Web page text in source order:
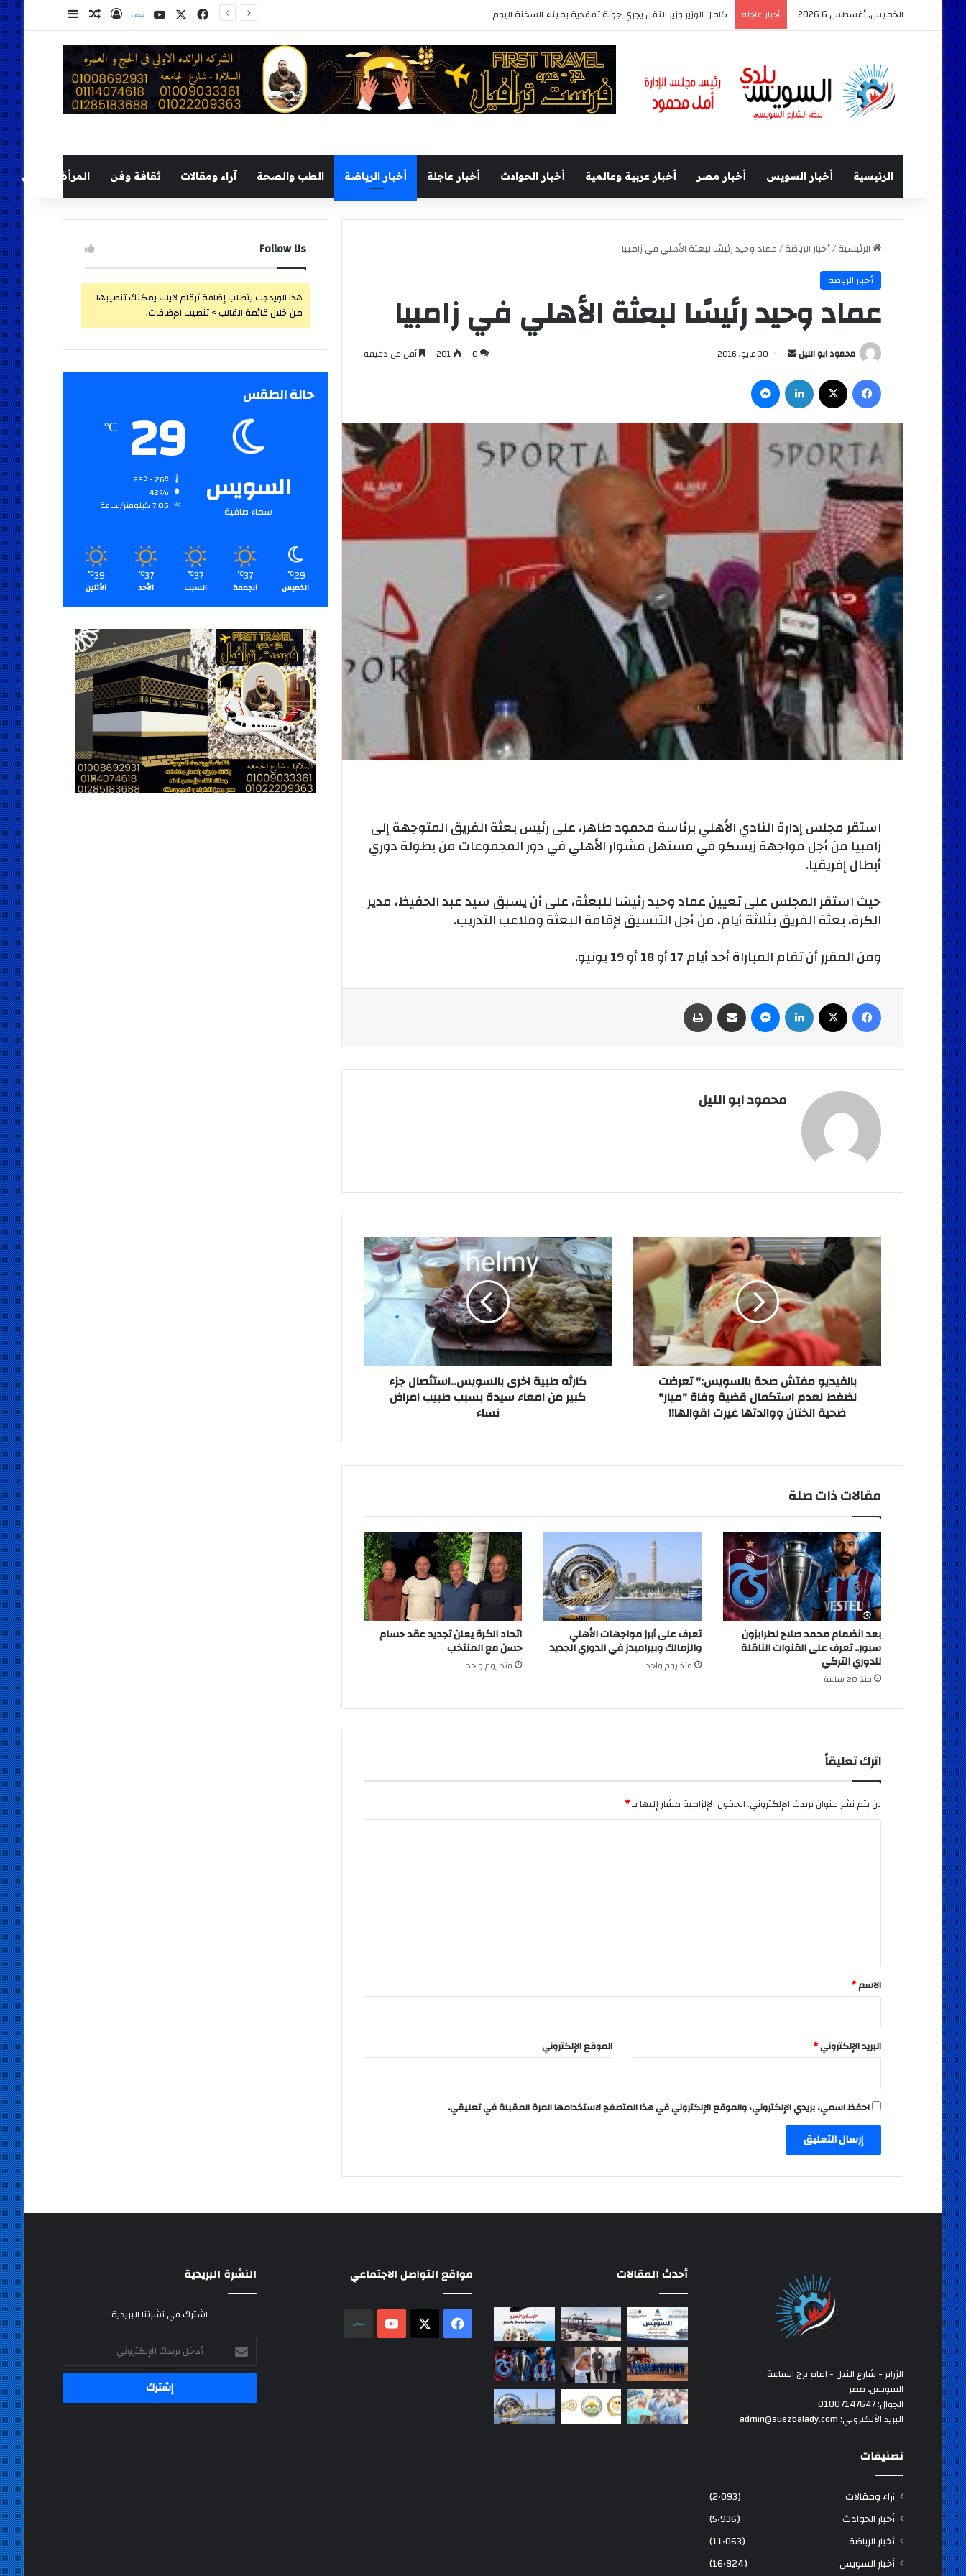
الخميس, أغسطس 6 2026 أخبار عاجلة كامل الوزير وزير النقل يجري جولة تفقدية بميناء السخنة اليوم فيسبوك
‫X
‫YouTube
نلضتسجيل الدخول
مقال عشوائي
إضافة عمود
الرئيسية أخبار السويس أخبار مصر أخبار عربية وعالمية أخبار الحوادث أخبار عاجلة أخبار الرياضة الطب والصحة آراء ومقالات ثقافة وفن المرأة والطفل
الرئيسية/أخبار الرياضة/عماد وحيد رئيسًا لبعثة الأهلي في زامبيا
أخبار الرياضة
عماد وحيد رئيسًا لبعثة الأهلي في زامبيا
محمود ابو الليل
أرسل
إلكترونيا
30 مايو، 2016 0
201 أقل من دقيقة
فيسبوك لينكدإن
استقر مجلس إدارة النادي الأهلي برئاسة محمود طاهر، على رئيس بعثة الفريق المتوجهة إلى
زامبيا من أجل مواجهة زيسكو في مستهل مشوار الأهلي في دور المجموعات من بطولة دوري
أبطال إفريقيا.
حيث استقر المجلس على تعيين عماد وحيد رئيسًا للبعثة، على أن يسبق سيد عبد الحفيظ، مدير
الكرة، بعثة الفريق بثلاثة أيام، من أجل التنسيق لإقامة البعثة وملاعب التدريب.
ومن المقرر أن تقام المباراة أحد أيام 17 أو 18 أو 19 يونيو.
فيسبوك لينكدإن ماسنجر مشاركة عبر البريد
محمود ابو الليل
بالفيديو
مفتش
صحة
بالسويس:"
تعرضت
لضغط
لعدم
استكمال
قضية
ووالدتها
اقوالها!!
بالفيديو مفتش صحة بالسويس:" تعرضت
لضغط لعدم استكمال قضية وفاة "ميار"
ضحية الختان ووالدتها غيرت اقوالها!!
كارثه
طبية
اخرى
بالسويس..استئصال
جزء
كبير
من
امعاء
سيدة
كارثه طبية اخرى بالسويس..استئصال جزء
كبير من امعاء سيدة بسبب طبيب امراض
نساء
مقالات ذات صلة
بعد انضمام محمد صلاح لطرابزون
سبور.. تعرف على القنوات الناقلة
للدوري التركي
منذ 20 ساعة
تعرف على أبرز مواجهات الأهلي
والزمالك وبيراميدز في الدوري الجديد
منذ يوم واحد
اتحاد الكرة يعلن تجديد عقد حسام
حسن مع المنتخب
منذ يوم واحد
اترك تعليقاً
لن يتم نشر عنوان بريدك الإلكتروني.الحقول الإلزامية مشار إليها بـ*
*
الاسم*
البريد الإلكتروني* الموقع الإلكتروني
احفظ اسمي، بريدي الإلكتروني، والموقع الإلكتروني في هذا المتصفح لاستخدامها المرة المقبلة في تعليقي.
Follow Us
هذا الويدجت يتطلب إضافة أرقام لايت، يمكنك تنصيبها
من خلال قائمة القالب > تنصيب الإضافات.
حالة الطقس
السويس
سماء صافية
29
℃
42%
7.06 كيلومتر/ساعة
29
℃
الخميس
37
℃
الجمعة
37
℃
السبت
37
℃
الأحد
39
℃
الأثنين
الزراير - شارع النيل - امام برج الساعة
السويس، مصر
الجوال: 01007147647
البريد الألكتروني: admin@suezbalady.com
تصنيفات
آراء ومقالات
(2٬093)
أخبار الحوادث
(5٬936)
أخبار الرياضة
(11٬063)
أخبار السويس
(16٬824)
أحدث المقالات مواقع التواصل الاجتماعي
فيسبوك
‫X
‫YouTube
النشرة البريدية
اشترك في نشرتنا البريدية
أدخل
بريدك
الإلكتروني